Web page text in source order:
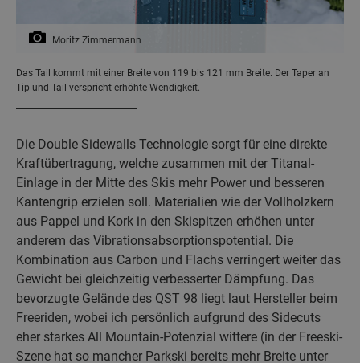
Moritz Zimmermann
Das Tail kommt mit einer Breite von 119 bis 121 mm Breite. Der Taper an
Tip und Tail verspricht erhöhte Wendigkeit.
Die Double Sidewalls Technologie sorgt für eine direkte
Kraftübertragung, welche zusammen mit der Titanal-
Einlage in der Mitte des Skis mehr Power und besseren
Kantengrip erzielen soll. Materialien wie der Vollholzkern
aus Pappel und Kork in den Skispitzen erhöhen unter
anderem das Vibrationsabsorptionspotential. Die
Kombination aus Carbon und Flachs verringert weiter das
Gewicht bei gleichzeitig verbesserter Dämpfung. Das
bevorzugte Gelände des QST 98 liegt laut Hersteller beim
Freeriden, wobei ich persönlich aufgrund des Sidecuts
eher starkes All Mountain-Potenzial wittere (in der Freeski-
Szene hat so mancher Parkski bereits mehr Breite unter